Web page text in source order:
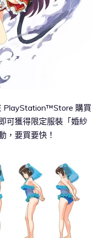
PlayStation™Store 購買
可獲得限定服裝「婚紗
，要買要快！